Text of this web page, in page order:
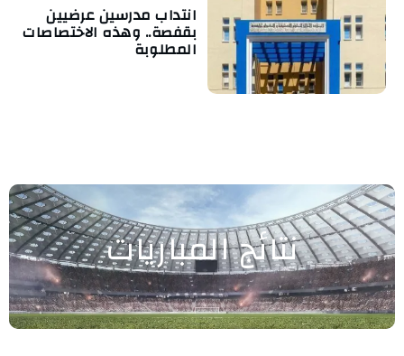
انتداب مدرسين عرضيين
بقفصة.. وهذه الاختصاصات
المطلوبة
نتائج المباريات